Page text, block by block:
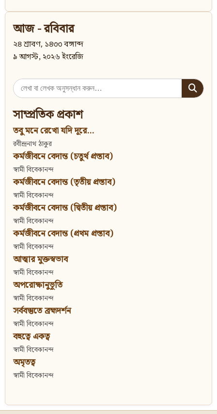
আজ - রবিবার
২৪ শ্রাবণ, ১৪৩৩ বঙ্গাব্দ
৯ আগস্ট, ২০২৬ ইংরেজি
Search
for:
সাম্প্রতিক প্রকাশ
তবু মনে রেখো যদি দূরে...
রবীন্দ্রনাথ ঠাকুর
কর্মজীবনে বেদান্ত (চতুর্থ প্রস্তাব)
স্বামী বিবেকানন্দ
কর্মজীবনে বেদান্ত (তৃতীয় প্রস্তাব)
স্বামী বিবেকানন্দ
কর্মজীবনে বেদান্ত (দ্বিতীয় প্রস্তাব)
স্বামী বিবেকানন্দ
কর্মজীবনে বেদান্ত (প্রথম প্রস্তাব)
স্বামী বিবেকানন্দ
আত্মার মুক্তস্বভাব
স্বামী বিবেকানন্দ
অপরোক্ষানুভূতি
স্বামী বিবেকানন্দ
সর্ববস্তুতে ব্রহ্মদর্শন
স্বামী বিবেকানন্দ
বহুত্বে একত্ব
স্বামী বিবেকানন্দ
অমৃতত্ব
স্বামী বিবেকানন্দ